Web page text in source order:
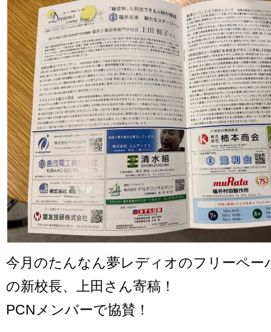
今月のたんなん夢レディオのフリーペー
の新校長、上田さん寄稿！
PCNメンバーで協賛！